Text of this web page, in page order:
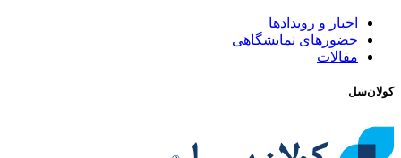
اخبار و رویدادها
حضورهای نمایشگاهی
مقالات
کولان‌سل